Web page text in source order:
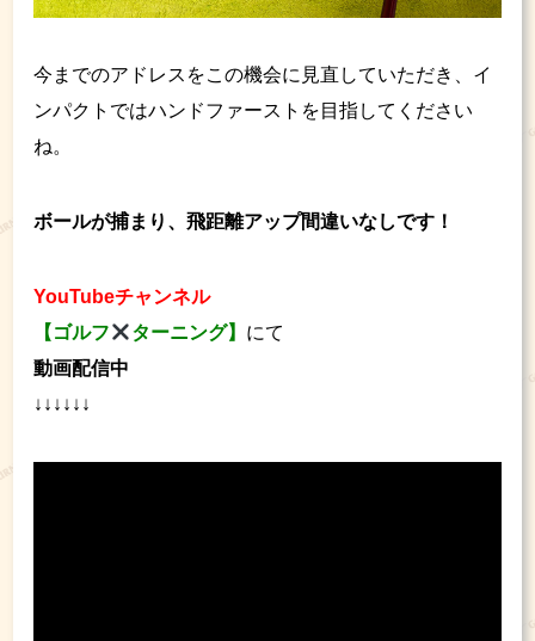
今までのアドレスをこの機会に見直していただき、イ
ンパクトではハンドファーストを目指してください
ね。
ボールが捕まり、飛距離アップ間違いなしです！
YouTubeチャンネル
【ゴルフ
ターニング】 にて
動画配信中
↓↓↓↓↓↓